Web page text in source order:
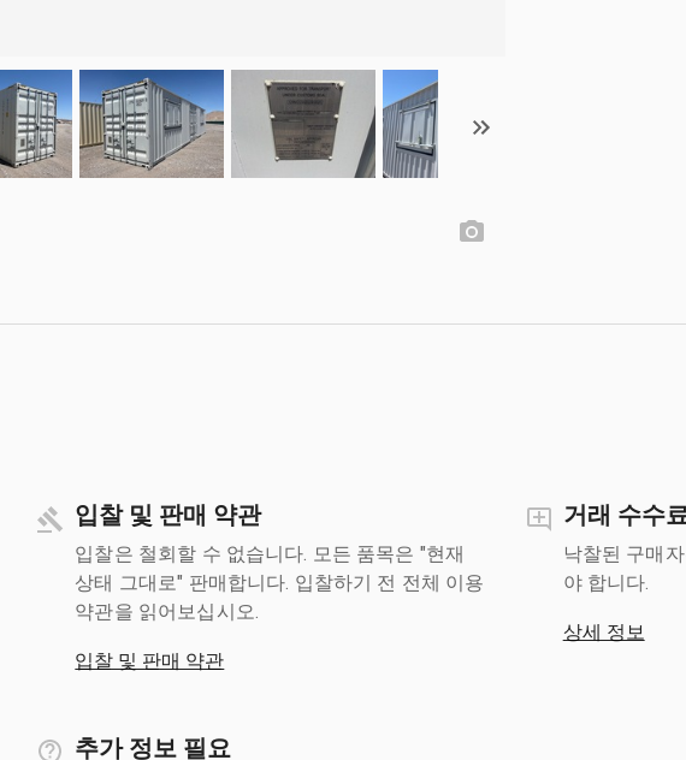
입찰 및 판매 약관
입찰은 철회할 수 없습니다. 모든 품목은 "현재
상태 그대로" 판매합니다. 입찰하기 전 전체 이용
약관을 읽어보십시오.
입찰 및 판매 약관
거래 수수
낙찰된 구매
야 합니다.
상세 정보
추가 정보 필요